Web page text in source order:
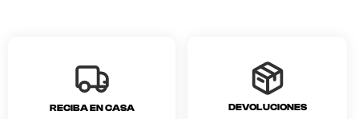
RECIBA EN CASA DEVOLUCIONES